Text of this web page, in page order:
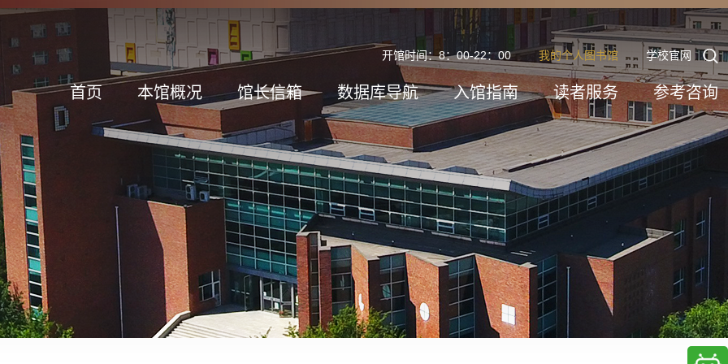
开馆时间：8：00-22：00 我的个人图书馆 学校官网
首页 本馆概况 馆长信箱 数据库导航 入馆指南 读者服务 参考咨询